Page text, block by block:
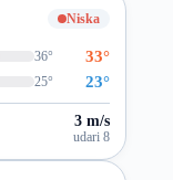
Niska
36° 33°
25° 23°
3 m/s
udari 8